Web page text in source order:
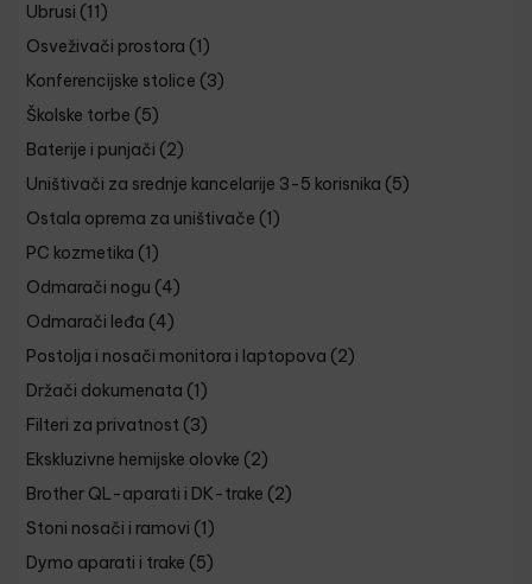
Ubrusi (11)
Osveživači prostora (1)
Konferencijske stolice (3)
Školske torbe (5)
Baterije i punjači (2)
Uništivači za srednje kancelarije 3-5 korisnika (5)
Ostala oprema za uništivače (1)
PC kozmetika (1)
Odmarači nogu (4)
Odmarači leđa (4)
Postolja i nosači monitora i laptopova (2)
Držači dokumenata (1)
Filteri za privatnost (3)
Ekskluzivne hemijske olovke (2)
Brother QL-aparati i DK-trake (2)
Stoni nosači i ramovi (1)
Dymo aparati i trake (5)